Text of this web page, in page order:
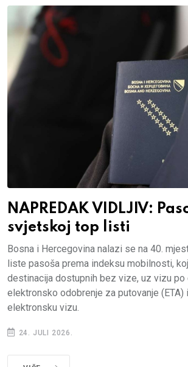
NAPREDAK VIDLJIV:
svjetskoj top listi
Bosna i Hercegovina nalazi se na 40.
liste pasoša prema indeksu mobilnosti,
destinacija dostupnih bez vize, uz vizu po
elektronsko odobrenje za putovanje (ETA)
elektronsku vizu.
24. JULI 2026.